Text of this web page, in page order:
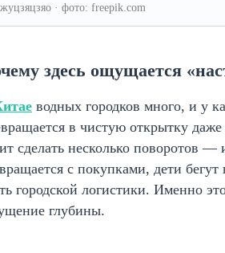
· фото: freepik.com
здесь ощущается
водных городков много, и у
в чистую открытку
сделать несколько поворотов
с покупками, дети
городской логистики. Именно
глубины.